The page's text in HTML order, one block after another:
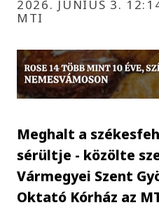
2026. JÚNIUS 3.
MTI
Meghalt a
sérültje - közölte
Vármegyei Szent
Oktató Kórház az